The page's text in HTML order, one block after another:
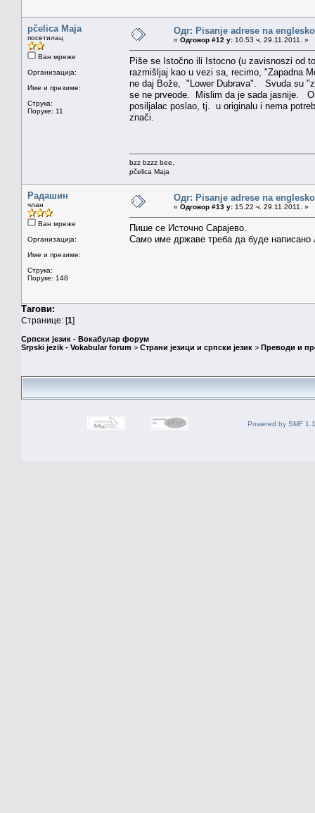
pčelica Maja
посетилац
Ван мреже
Организација:
Име и презиме:
Струка:
Поруке: 11
Одг: Pisanje adrese na
« Одговор #12 у: 10.53 ч. 29.11.2011. »
Piše se Istočno ili Istocno (u zavisnoszi od
razmišljaj kao u vezi sa, recimo, "Zapadna
ne daj Bože, "Lower Dubrava". Svuda su
se ne prveode. Mislim da je sada jasnije.
posiljalac poslao, tj. u originalu i nema
znači.
bzz bzzz bee,
pčelica Maja
Радашин
члан
Ван мреже
Организација:
Име и презиме:
Струка:
Поруке: 148
Одг: Pisanje adrese na
« Одговор #13 у: 15.22 ч. 29.11.2011. »
Пише се Источно Сарајево.
Само име државе треба да буде написано
Тагови:
Странице: [1]
Српски језик - Вокабулар форум
Srpski jezik - Vokabular forum > Страни језици и српски језик > Преводи и
Powered by SMF